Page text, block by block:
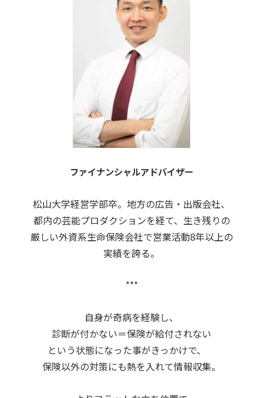
ファイナンシャルアドバイザー
松山大学経営学部卒。 地方の広告・出版会社、
都内の芸能プロダクションを経て、生き残りの
厳しい外資系生命保険会社で営業活動8年以上の
実績を誇る。
***
自身が奇病を経験し、
診断が付かない＝保険が給付されない
という状態になった事がきっかけで、
保険以外の対策にも熱を入れて情報収集。